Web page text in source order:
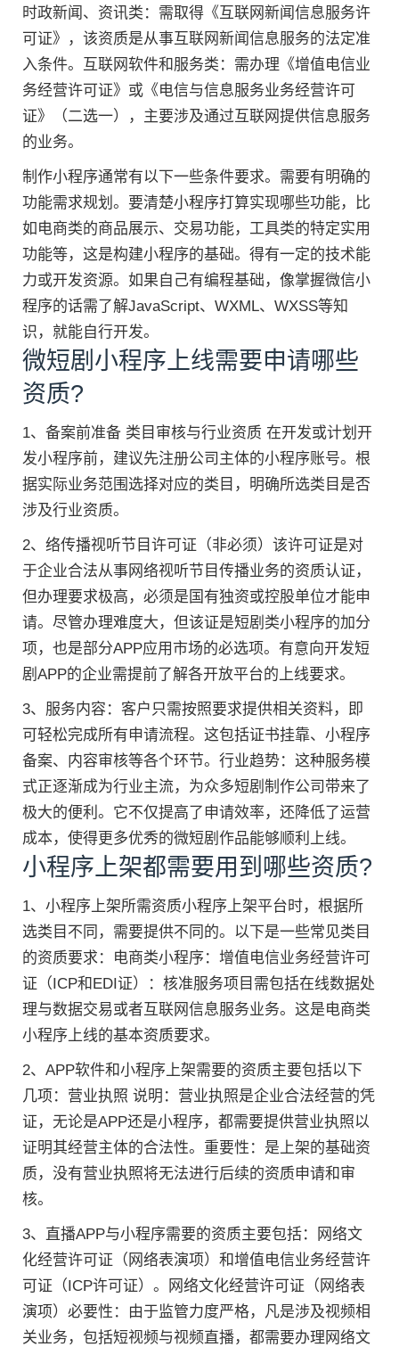
时政新闻、资讯类：需取得《互联网新闻信息服务许
可证》，该资质是从事互联网新闻信息服务的法定准
入条件。互联网软件和服务类：需办理《增值电信业
务经营许可证》或《电信与信息服务业务经营许可
证》（二选一），主要涉及通过互联网提供信息服务
的业务。
制作小程序通常有以下一些条件要求。需要有明确的
功能需求规划。要清楚小程序打算实现哪些功能，比
如电商类的商品展示、交易功能，工具类的特定实用
功能等，这是构建小程序的基础。得有一定的技术能
力或开发资源。如果自己有编程基础，像掌握微信小
程序的话需了解JavaScript、WXML、WXSS等知
识，就能自行开发。
微短剧小程序上线需要申请哪些
资质?
1、备案前准备 类目审核与行业资质 在开发或计划开
发小程序前，建议先注册公司主体的小程序账号。根
据实际业务范围选择对应的类目，明确所选类目是否
涉及行业资质。
2、络传播视听节目许可证（非必须）该许可证是对
于企业合法从事网络视听节目传播业务的资质认证，
但办理要求极高，必须是国有独资或控股单位才能申
请。尽管办理难度大，但该证是短剧类小程序的加分
项，也是部分APP应用市场的必选项。有意向开发短
剧APP的企业需提前了解各开放平台的上线要求。
3、服务内容：客户只需按照要求提供相关资料，即
可轻松完成所有申请流程。这包括证书挂靠、小程序
备案、内容审核等各个环节。行业趋势：这种服务模
式正逐渐成为行业主流，为众多短剧制作公司带来了
极大的便利。它不仅提高了申请效率，还降低了运营
成本，使得更多优秀的微短剧作品能够顺利上线。
小程序上架都需要用到哪些资质?
1、小程序上架所需资质小程序上架平台时，根据所
选类目不同，需要提供不同的。以下是一些常见类目
的资质要求：电商类小程序：增值电信业务经营许可
证（ICP和EDI证）：核准服务项目需包括在线数据处
理与数据交易或者互联网信息服务业务。这是电商类
小程序上线的基本资质要求。
2、APP软件和小程序上架需要的资质主要包括以下
几项：营业执照 说明：营业执照是企业合法经营的凭
证，无论是APP还是小程序，都需要提供营业执照以
证明其经营主体的合法性。重要性：是上架的基础资
质，没有营业执照将无法进行后续的资质申请和审
核。
3、直播APP与小程序需要的资质主要包括：网络文
化经营许可证（网络表演项）和增值电信业务经营许
可证（ICP许可证）。网络文化经营许可证（网络表
演项）必要性：由于监管力度严格，凡是涉及视频相
关业务，包括短视频与视频直播，都需要办理网络文